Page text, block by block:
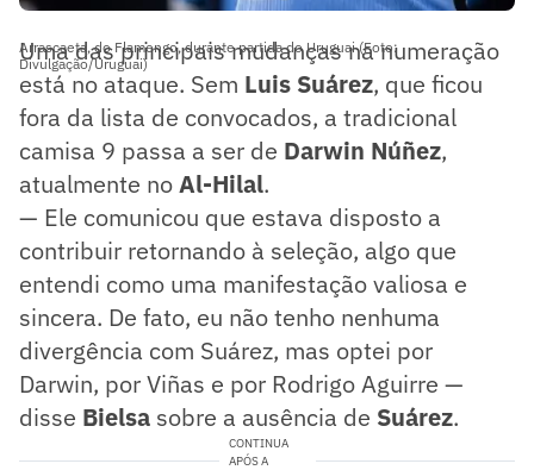
Arrascaeta, do Flamengo, durante partida do Uruguai (Foto:
Divulgação/Uruguai)
Uma das principais mudanças na numeração
está no ataque. Sem Luis Suárez, que ficou
fora da lista de convocados, a tradicional
camisa 9 passa a ser de Darwin Núñez,
atualmente noAl-Hilal.
— Ele comunicou que estava disposto a
contribuir retornando à seleção, algo que
entendi como uma manifestação valiosa e
sincera. De fato, eu não tenho nenhuma
divergência com Suárez, mas optei por
Darwin, por Viñas e por Rodrigo Aguirre —
disse Bielsa sobre a ausência de Suárez.
CONTINUA
APÓS A